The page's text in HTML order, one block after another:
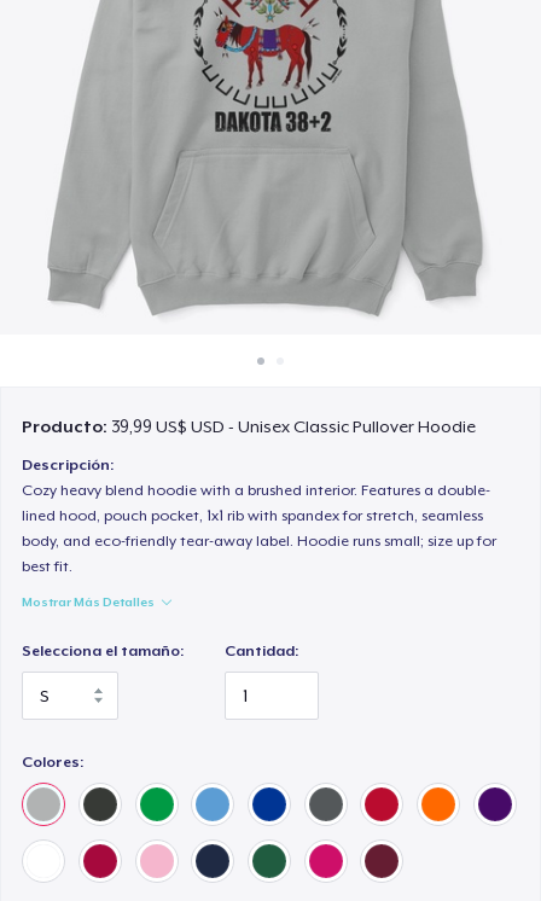
Venda en todas partes
Venda lo que sea
Producto: 39,99 US$ USD - Unisex Classic Pullover Hoodie
Descripción:
Cozy heavy blend hoodie with a brushed interior. Features a double-
lined hood, pouch pocket, 1x1 rib with spandex for stretch, seamless
body, and eco-friendly tear-away label. Hoodie runs small; size up for
best fit.
Mostrar Más Detalles
Selecciona el tamaño: Cantidad:
Colores: